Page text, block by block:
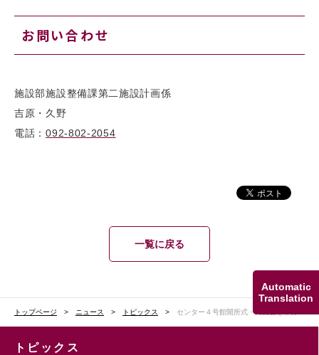
Automatic
Translation
お問い合わせ
施設部施設整備課第二施設計画係
吉原・久野
電話：092-802-2054
一覧に戻る
トップページ ニュース トピックス センター４号館開所式・内覧会を挙行
トピックス